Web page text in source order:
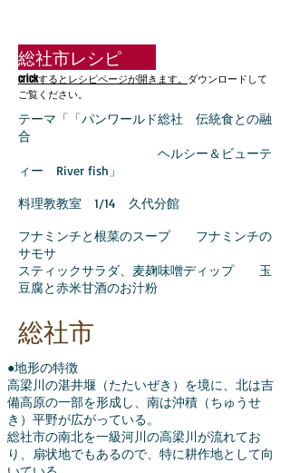
​総社市レシピ
crickするとレシピページが開きます。 ダウンロードして
ご覧ください。
テーマ「「パンワールド総社 伝統食との融
合
ヘルシー＆ビューテ
ィー River fish」
​料理教教室 1/14 久代分館
フナミンチと根菜のスープ フナミンチの
サモサ
スティックサラダ、麦麹味噌ディップ 玉
豆腐と赤米甘酒のお汁粉
総社市
●地形の特徴
高梁川の湛井堰（たたいぜき）を境に、北は吉
備高原の一部を形成し、南は沖積（ちゅうせ
き）平野が広がっている。
総社市の南北を一級河川の高梁川が流れてお
り、扇状地でもあるので、特に耕作地として向